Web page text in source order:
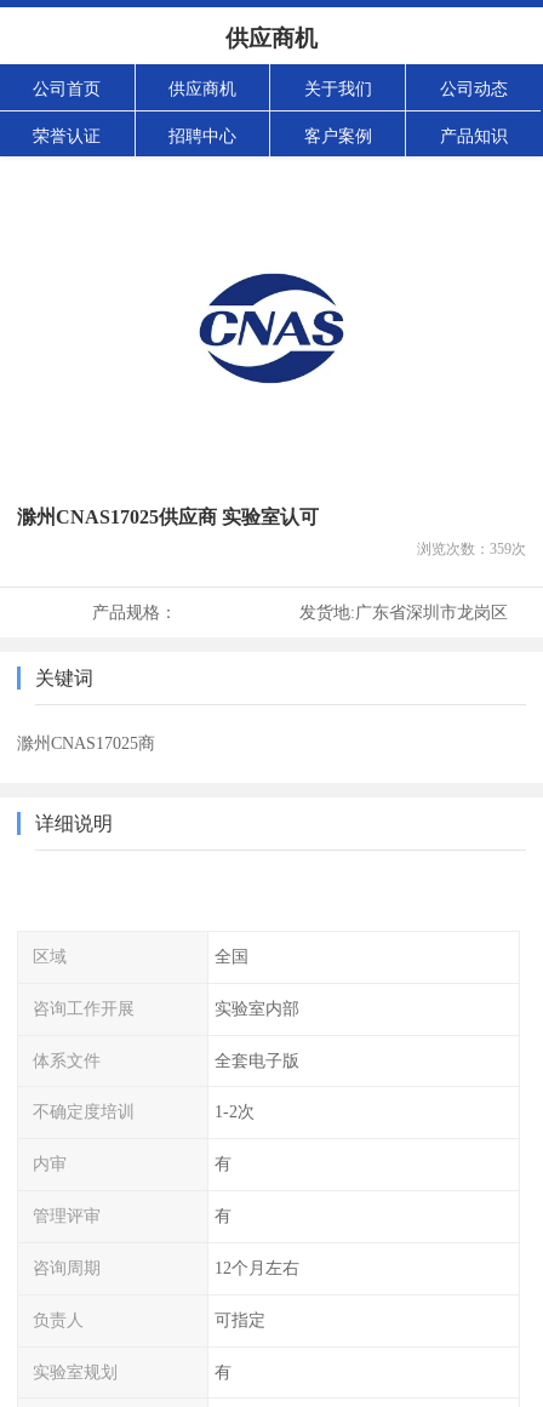
供应商机
公司首页 供应商机 关于我们 公司动态
荣誉认证 招聘中心 客户案例 产品知识
滁州CNAS17025供应商 实验室认可
浏览次数： 359次
产品规格： 发货地:广东省深圳市龙岗区
关键词
滁州CNAS17025商
详细说明
区域 全国
咨询工作开展 实验室内部
体系文件 全套电子版
不确定度培训 1-2次
内审 有
管理评审 有
咨询周期 12个月左右
负责人 可指定
实验室规划 有